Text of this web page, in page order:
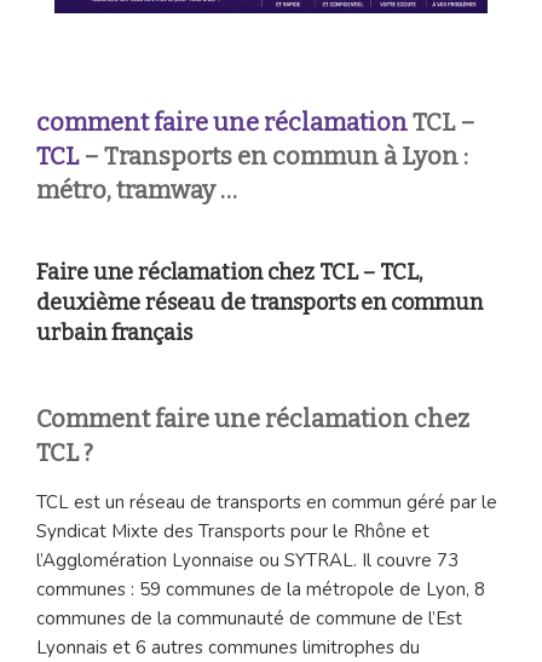
comment faire une réclamationTCL –
TCL– Transports en commun à Lyon :
métro, tramway …
Faire une réclamation chez TCL – TCL,
deuxième réseau de transports en commun
urbain français
Comment faire une réclamation chez
TCL ?
TCL est un réseau de transports en commun géré par le
Syndicat Mixte des Transports pour le Rhône et
l’Agglomération Lyonnaise ou SYTRAL. Il couvre 73
communes : 59 communes de la métropole de Lyon, 8
communes de la communauté de commune de l’Est
Lyonnais et 6 autres communes limitrophes du